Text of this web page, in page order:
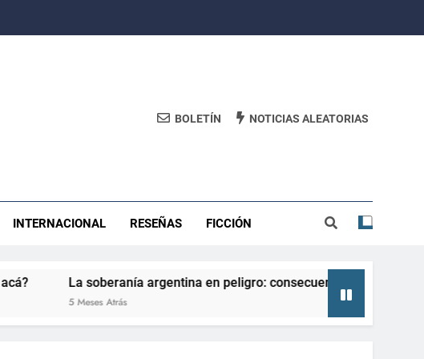
BOLETÍN NOTICIAS ALEATORIAS
INTERNACIONAL RESEÑAS FICCIÓN
La soberanía argentina en peligro: consecuencias de perderla y cómo